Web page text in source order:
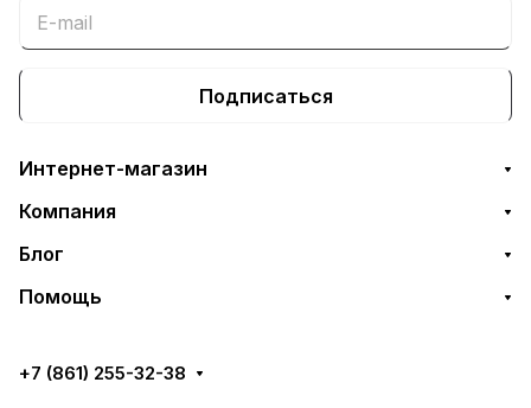
Подписаться
Интернет-магазин
Компания
Блог
Помощь
+7 (861) 255-32-38